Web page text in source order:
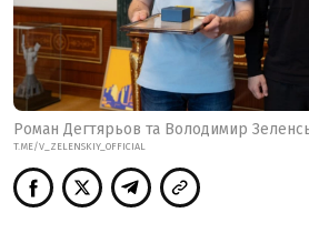
Роман Дегтярьов та Володимир
T.ME/V_ZELENSKIY_OFFICIAL